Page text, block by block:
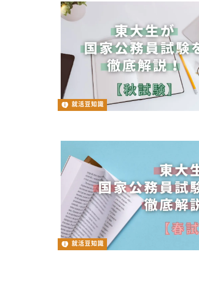
就活豆知識
就活豆知識